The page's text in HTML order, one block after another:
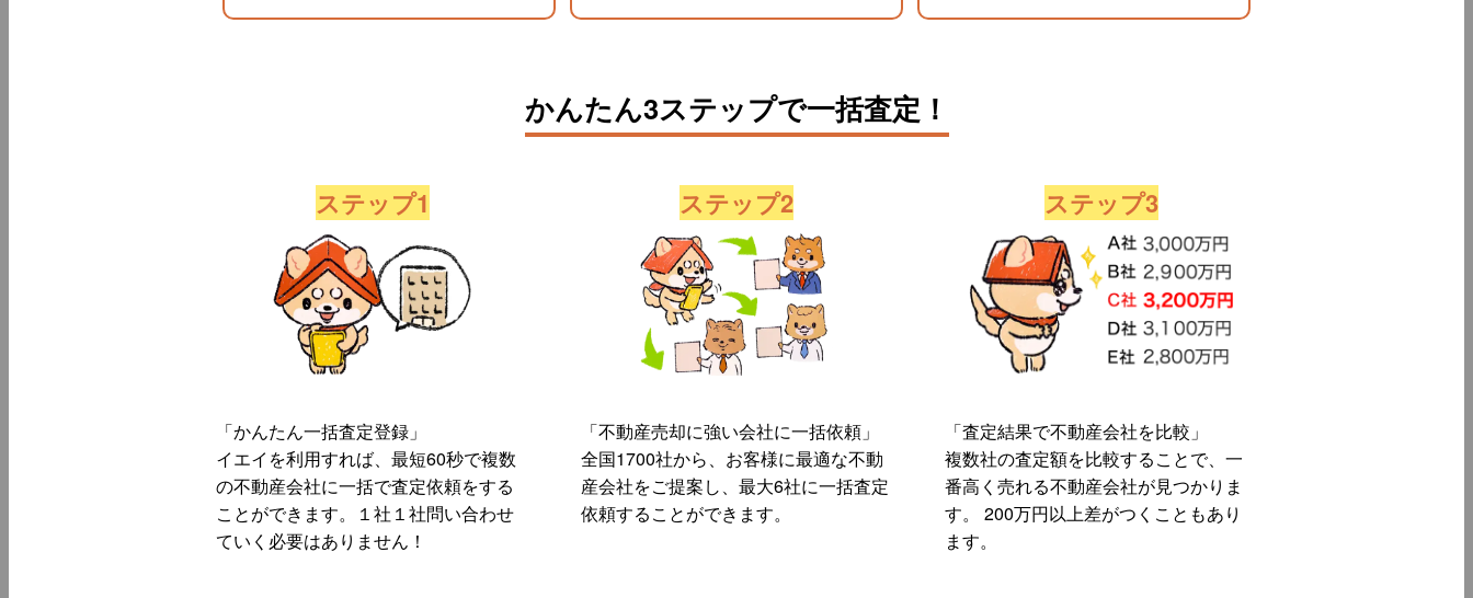
かんたん3ステップで一括査定！
ステップ1
「かんたん一括査定登録」
イエイを利用すれば、最短60秒で複数
の不動産会社に一括で査定依頼をする
ことができます。１社１社問い合わせ
ていく必要はありません！
ステップ2
「不動産売却に強い会社に一括依頼」
全国1700社から、お客様に最適な不動
産会社をご提案し、最大6社に一括査定
依頼することができます。
ステップ3
「査定結果で不動産会社を比較」
複数社の査定額を比較することで、一
番高く売れる不動産会社が見つかりま
す。 200万円以上差がつくこともあり
ます。